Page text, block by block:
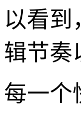
以看到
辑节奏
每一个